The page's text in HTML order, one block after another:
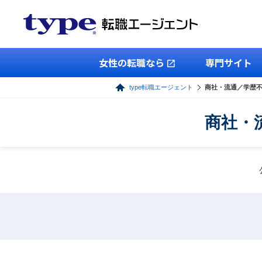
女性の転職なら 専門サイト
type転職エージェント 商社・流通／学歴
商社・